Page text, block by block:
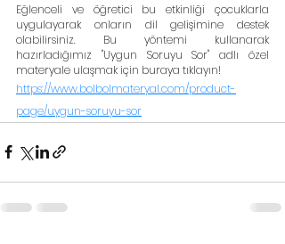
Eğlenceli ve öğretici bu etkinliği çocuklarla
uygulayarak onların dil gelişimine destek
olabilirsiniz. Bu yöntemi kullanarak
hazırladığımız "Uygun Soruyu Sor" adlı özel
materyale ulaşmak için buraya tıklayın!
https://www.bolbolmateryal.com/product-
page/uygun-soruyu-sor